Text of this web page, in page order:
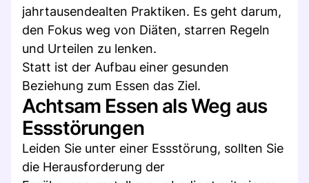
jahrtausendealten Praktiken. Es geht darum,
den Fokus weg von Diäten, starren Regeln
und Urteilen zu lenken.
Statt ist der Aufbau einer gesunden
Beziehung zum Essen das Ziel.
Achtsam Essen als Weg aus
Essstörungen
Leiden Sie unter einer Essstörung, sollten Sie
die Herausforderung der